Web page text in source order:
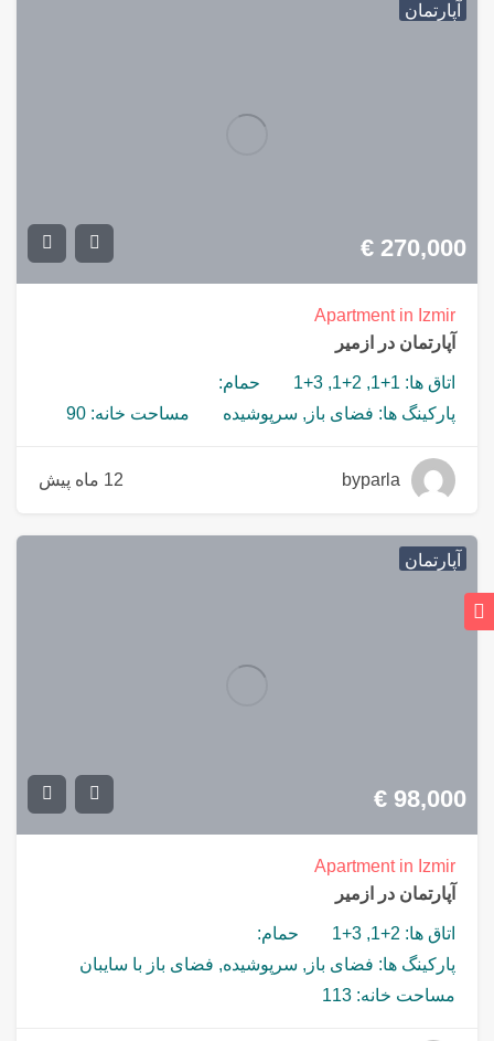
آپارتمان
270,000
€
Apartment in Izmir
آپارتمان در ازمیر
اتاق ها: 1+1, 2+1, 3+1
حمام:
پارکینگ ها: فضای باز, سرپوشیده
مساحت خانه: 90
byparla 12 ماه پیش
آپارتمان
98,000
€
Apartment in Izmir
آپارتمان در ازمیر
اتاق ها: 2+1, 3+1
حمام:
پارکینگ ها: فضای باز, سرپوشیده, فضای باز با سایبان
مساحت خانه: 113